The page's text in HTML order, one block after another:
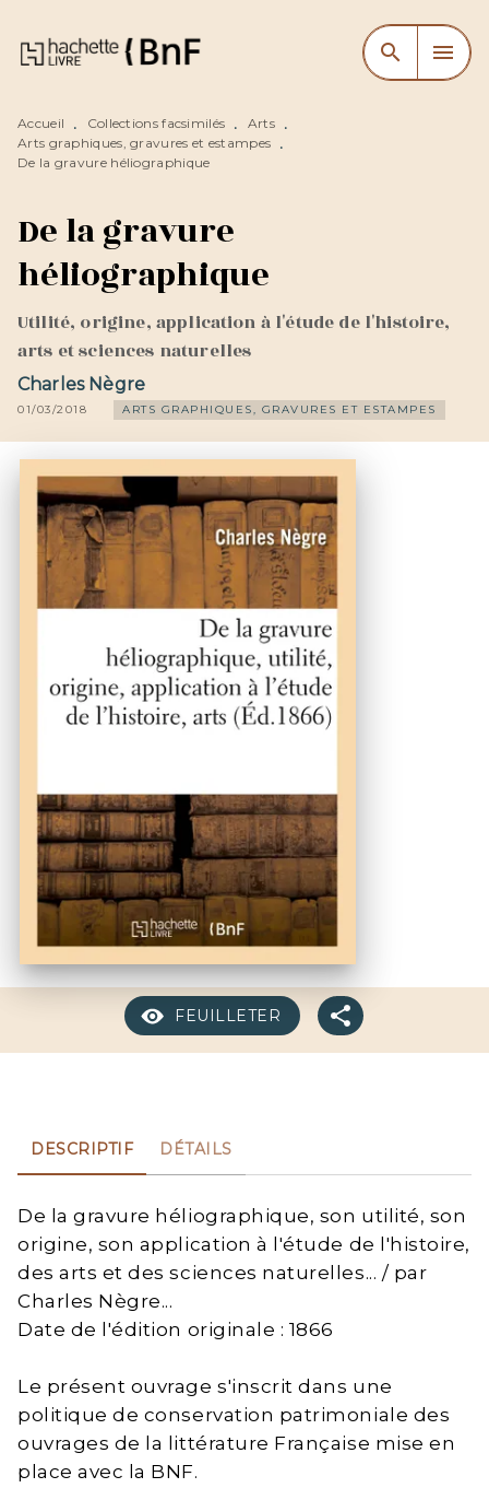
MENU RECHERCHE
CONTENU
search menu
Accueil • Collections facsimilés • Arts
•
Arts graphiques, gravures et estampes •
De la gravure héliographique
De la gravure
héliographique
Utilité, origine, application à l'étude de l'histoire,
arts et sciences naturelles
Charles Nègre
01/03/2018 ARTS GRAPHIQUES, GRAVURES ET ESTAMPES
FEUILLETER
DESCRIPTIF DÉTAILS
De la gravure héliographique, son utilité, son
origine, son application à l'étude de l'histoire,
des arts et des sciences naturelles... / par
Charles Nègre...
Date de l'édition originale : 1866
Le présent ouvrage s'inscrit dans une
politique de conservation patrimoniale des
ouvrages de la littérature Française mise en
place avec la BNF.